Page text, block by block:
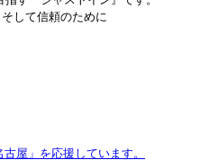
して信頼のために